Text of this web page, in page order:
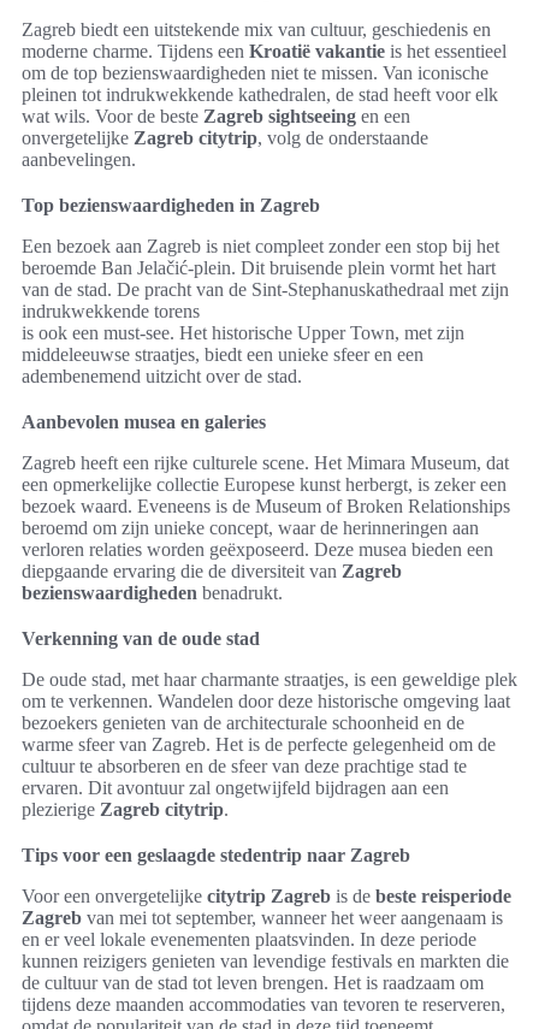
Zagreb biedt een uitstekende mix van cultuur, geschiedenis en
moderne charme. Tijdens een Kroatië vakantie is het essentieel
om de top bezienswaardigheden niet te missen. Van iconische
pleinen tot indrukwekkende kathedralen, de stad heeft voor elk
wat wils. Voor de beste Zagreb sightseeing en een
onvergetelijke Zagreb citytrip, volg de onderstaande
aanbevelingen.
Top bezienswaardigheden in Zagreb
Een bezoek aan Zagreb is niet compleet zonder een stop bij het
beroemde Ban Jelačić-plein. Dit bruisende plein vormt het hart
van de stad. De pracht van de Sint-Stephanuskathedraal met zijn
indrukwekkende torens
is ook een must-see. Het historische Upper Town, met zijn
middeleeuwse straatjes, biedt een unieke sfeer en een
adembenemend uitzicht over de stad.
Aanbevolen musea en galeries
Zagreb heeft een rijke culturele scene. Het Mimara Museum, dat
een opmerkelijke collectie Europese kunst herbergt, is zeker een
bezoek waard. Eveneens is de Museum of Broken Relationships
beroemd om zijn unieke concept, waar de herinneringen aan
verloren relaties worden geëxposeerd. Deze musea bieden een
diepgaande ervaring die de diversiteit van Zagreb
bezienswaardigheden benadrukt.
Verkenning van de oude stad
De oude stad, met haar charmante straatjes, is een geweldige plek
om te verkennen. Wandelen door deze historische omgeving laat
bezoekers genieten van de architecturale schoonheid en de
warme sfeer van Zagreb. Het is de perfecte gelegenheid om de
cultuur te absorberen en de sfeer van deze prachtige stad te
ervaren. Dit avontuur zal ongetwijfeld bijdragen aan een
plezierige Zagreb citytrip.
Tips voor een geslaagde stedentrip naar Zagreb
Voor een onvergetelijke citytrip Zagreb is de beste reisperiode
Zagreb van mei tot september, wanneer het weer aangenaam is
en er veel lokale evenementen plaatsvinden. In deze periode
kunnen reizigers genieten van levendige festivals en markten die
de cultuur van de stad tot leven brengen. Het is raadzaam om
tijdens deze maanden accommodaties van tevoren te reserveren,